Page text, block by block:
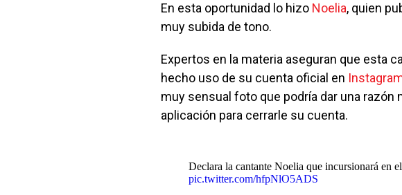
En esta oportunidad lo hizo Noelia, quien
muy subida de tono.
Expertos en la materia aseguran que esta
hecho uso de su cuenta oficial en
muy sensual foto que podría dar una razón
aplicación para cerrarle su cuenta.
Declara la cantante Noelia que incursionará en
pic.twitter.com/hfpNlO5ADS